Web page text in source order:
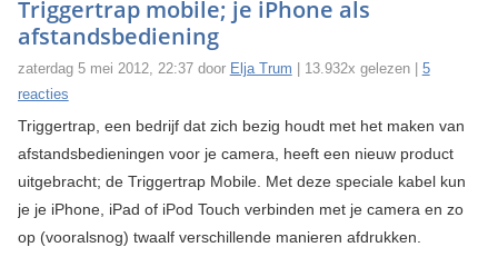
Triggertrap mobile; je iPhone als
afstandsbediening
zaterdag 5 mei 2012, 22:37 door Elja Trum | 13.932x gelezen | 5
reacties
Triggertrap, een bedrijf dat zich bezig houdt met het maken van
afstandsbedieningen voor je camera, heeft een nieuw product
uitgebracht; de Triggertrap Mobile. Met deze speciale kabel kun
je je iPhone, iPad of iPod Touch verbinden met je camera en zo
op (vooralsnog) twaalf verschillende manieren afdrukken.